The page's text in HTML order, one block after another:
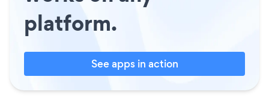
platform.
See apps in action